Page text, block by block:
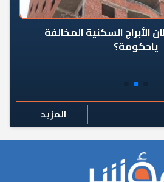
السكنية المخالفة
ياحكومة؟
المزيد